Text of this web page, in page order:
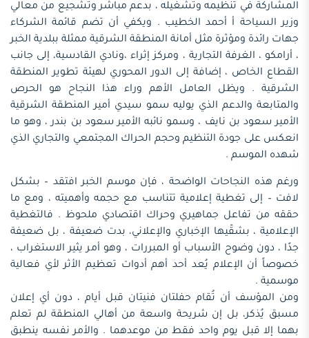
المشاركة في تنظيمه وتشغيله ، بدعم مباشر وتشجيع من معالي
وزير السياحة أ أحمد الخطيب . ويكفي أن تضم قائمة الشركاء
جهات رائدة ومؤثرة مثل أمانة المنطقة الشرقية ممثلة ببلدية الخبر
، أرامكو ، الغرفة التجارية ، ومركز إثراء ،ونادي القادسية، إلى جانب
القطاع الخاص ، إضافة إلى الدور المحوري لهيئة تطوير المنطقة
الشرقية . ويظل العامل الأهم وراء هذا النجاح هو الحرص
والمتابعة والدعم الذي يوليه سمو سيدي أمير المنطقة الشرقية
الأمير سعود بن نايف ، وسمو نائبه الأمير سعود بن بندر ، وهو ما
انعكس على جودة التنظيم وحجم الحراك المجتمعي والتجاري الذي
شهده الموسم .
ورغم هذه النجاحات الواضحة ، فإن موسم الخبر افتقد – بشكل
لافت – إلى تغطية إعلامية تتناسب مع حجمه وأهميته ، ومع ما
حققه من تفاعل جماهيري وحراك اقتصادي ملحوظ . فالتغطية
الإعلامية ، بشقّيها الإخباري والإعلاني، بدت ضعيفة ، بل ضعيفة
جدًا ، دون وضوح الأسباب أو المبررات ، وهو أمر يثير الاستغراب ،
خصوصاً أن الإعلام يُعد أحد أهم أدوات تعظيم الأثر لأي فعالية
موسمية .
ومن المؤسف أن تُقام حفلتان فنيتان قبل أيام ، دون أي إعلان
مسبق يُذكر، بل إن شريحة واسعة من أهالي المنطقة لم تعلم
بهما إلا قبل يوم واحد فقط من موعدهما . والأمر نفسه ينطبق